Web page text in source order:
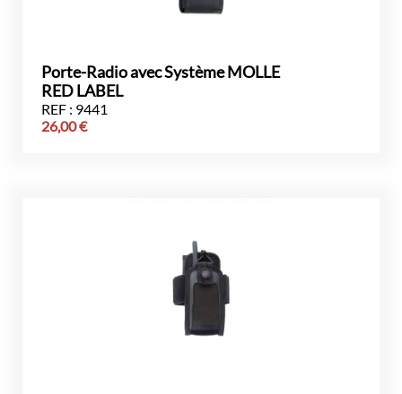
Porte-Radio avec Système MOLLE
RED LABEL
REF : 9441
26,00€